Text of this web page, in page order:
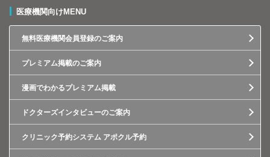
医療機関向けMENU
無料医療機関会員登録のご案内
プレミアム掲載のご案内
漫画でわかるプレミアム掲載
ドクターズインタビューのご案内
クリニック予約システム アポクル予約